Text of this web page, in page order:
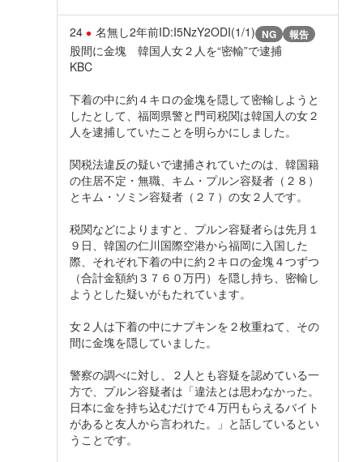
24 名無し2年前ID:I5NzY2ODI(1/1) NG 報告
股間に金塊 韓国人女２人を“密輸”で逮捕
KBC
下着の中に約４キロの金塊を隠して密輸しようと
したとして、福岡県警と門司税関は韓国人の女２
人を逮捕していたことを明らかにしました。
関税法違反の疑いで逮捕されていたのは、韓国籍
の住居不定・無職、キム・プルン容疑者（２８）
とキム・ソミン容疑者（２７）の女２人です。
税関などによりますと、プルン容疑者らは先月１
９日、韓国の仁川国際空港から福岡に入国した
際、それぞれ下着の中に約２キロの金塊４つずつ
（合計金額約３７６０万円）を隠し持ち、密輸し
ようとした疑いがもたれています。
女２人は下着の中にナプキンを２枚重ねて、その
間に金塊を隠していました。
警察の調べに対し、２人とも容疑を認めている一
方で、プルン容疑者は「違法とは思わなかった。
日本に金を持ち込むだけで４万円もらえるバイト
があると友人から言われた。」と話しているとい
うことです。